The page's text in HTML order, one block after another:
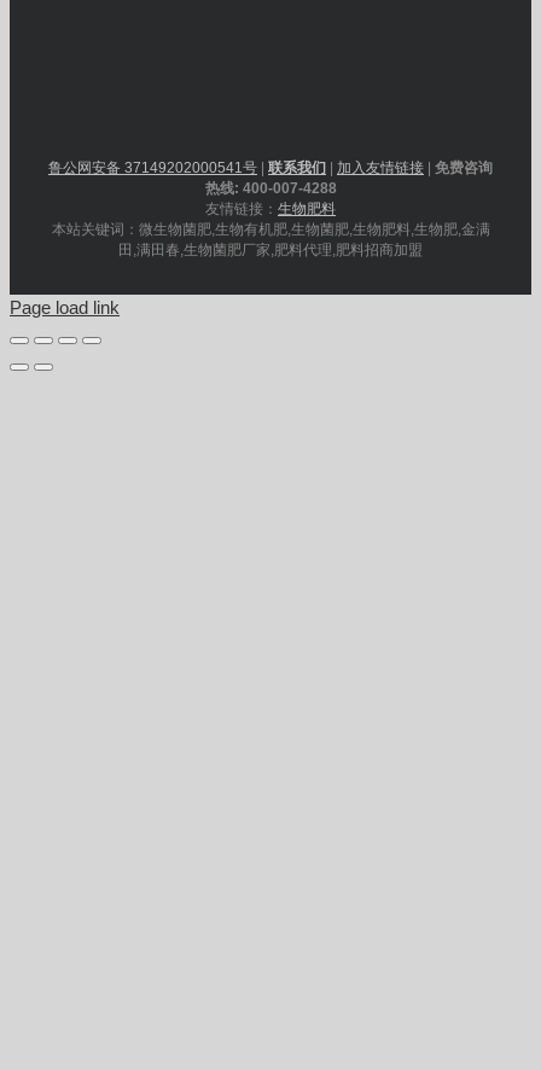
鲁公网安备 37149202000541号 联系我们 加入友情链接
免费咨询
热线: 400-007-4288
友情链接： 生物肥料
本站关键词：微生物菌肥,生物有机肥,生物菌肥,生物肥料,生物肥,金满
田,满田春,生物菌肥厂家,肥料代理,肥料招商加盟
Page load link